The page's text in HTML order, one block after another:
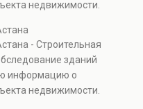
недвижимости.
скрытых дефектов
для проверки
к реконструкции,
техническое
- Строительная
зданий
информацию о
недвижимости.